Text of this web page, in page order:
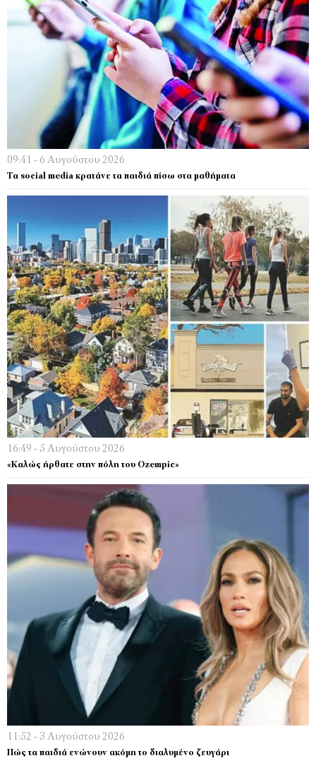
09:41 - 6 Αυγούστου 2026
Τα social media κρατάνε τα παιδιά πίσω στα μαθήματα
16:49 - 5 Αυγούστου 2026
«Καλώς ήρθατε στην πόλη του Ozempic»
11:52 - 3 Αυγούστου 2026
Πώς τα παιδιά ενώνουν ακόμη το διαλυμένο ζευγάρι